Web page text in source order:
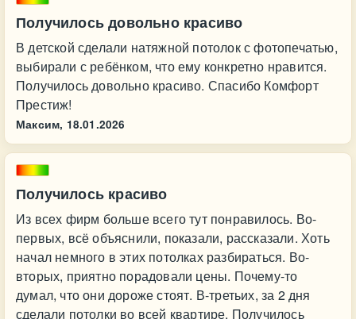
Получилось довольно красиво
В детской сделали натяжной потолок с фотопечатью,
выбирали с ребёнком, что ему конкретно нравится.
Получилось довольно красиво. Спасибо Комфорт
Престиж!
Максим, 18.01.2026
Получилось красиво
Из всех фирм больше всего тут понравилось. Во-
первых, всё объяснили, показали, рассказали. Хоть
начал немного в этих потолках разбираться. Во-
вторых, приятно порадовали цены. Почему-то
думал, что они дороже стоят. В-третьих, за 2 дня
сделали потолки во всей квартире. Получилось